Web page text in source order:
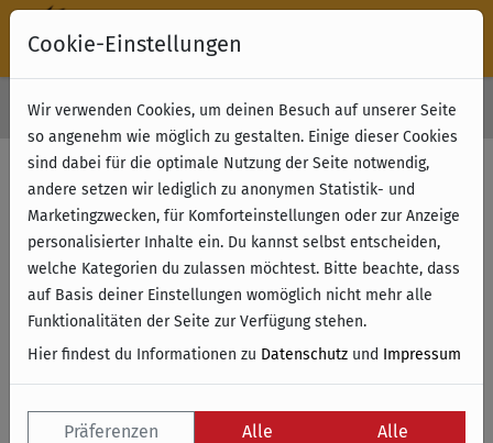
Kostenloser Versand & Retoure ab 49 € (innerhalb Deutschlands)
Filter anzeigen
Name
Cookie-Einstellungen
Wir verwenden Cookies, um deinen Besuch auf unserer Seite
so angenehm wie möglich zu gestalten. Einige dieser Cookies
sind dabei für die optimale Nutzung der Seite notwendig,
andere setzen wir lediglich zu anonymen Statistik- und
Marketingzwecken, für Komforteinstellungen oder zur Anzeige
personalisierter Inhalte ein. Du kannst selbst entscheiden,
welche Kategorien du zulassen möchtest. Bitte beachte, dass
auf Basis deiner Einstellungen womöglich nicht mehr alle
Funktionalitäten der Seite zur Verfügung stehen.
Hier findest du Informationen zu Datenschutz und Impressum
Präferenzen
Alle
Alle